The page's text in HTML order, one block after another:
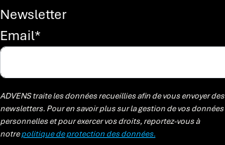
Newsletter
Email*
ADVENS traite les données recueillies afin de vous envoyer des
newsletters. Pour en savoir plus sur la gestion de vos données
personnelles et pour exercer vos droits, reportez-vous à
notrepolitique de protection des données.